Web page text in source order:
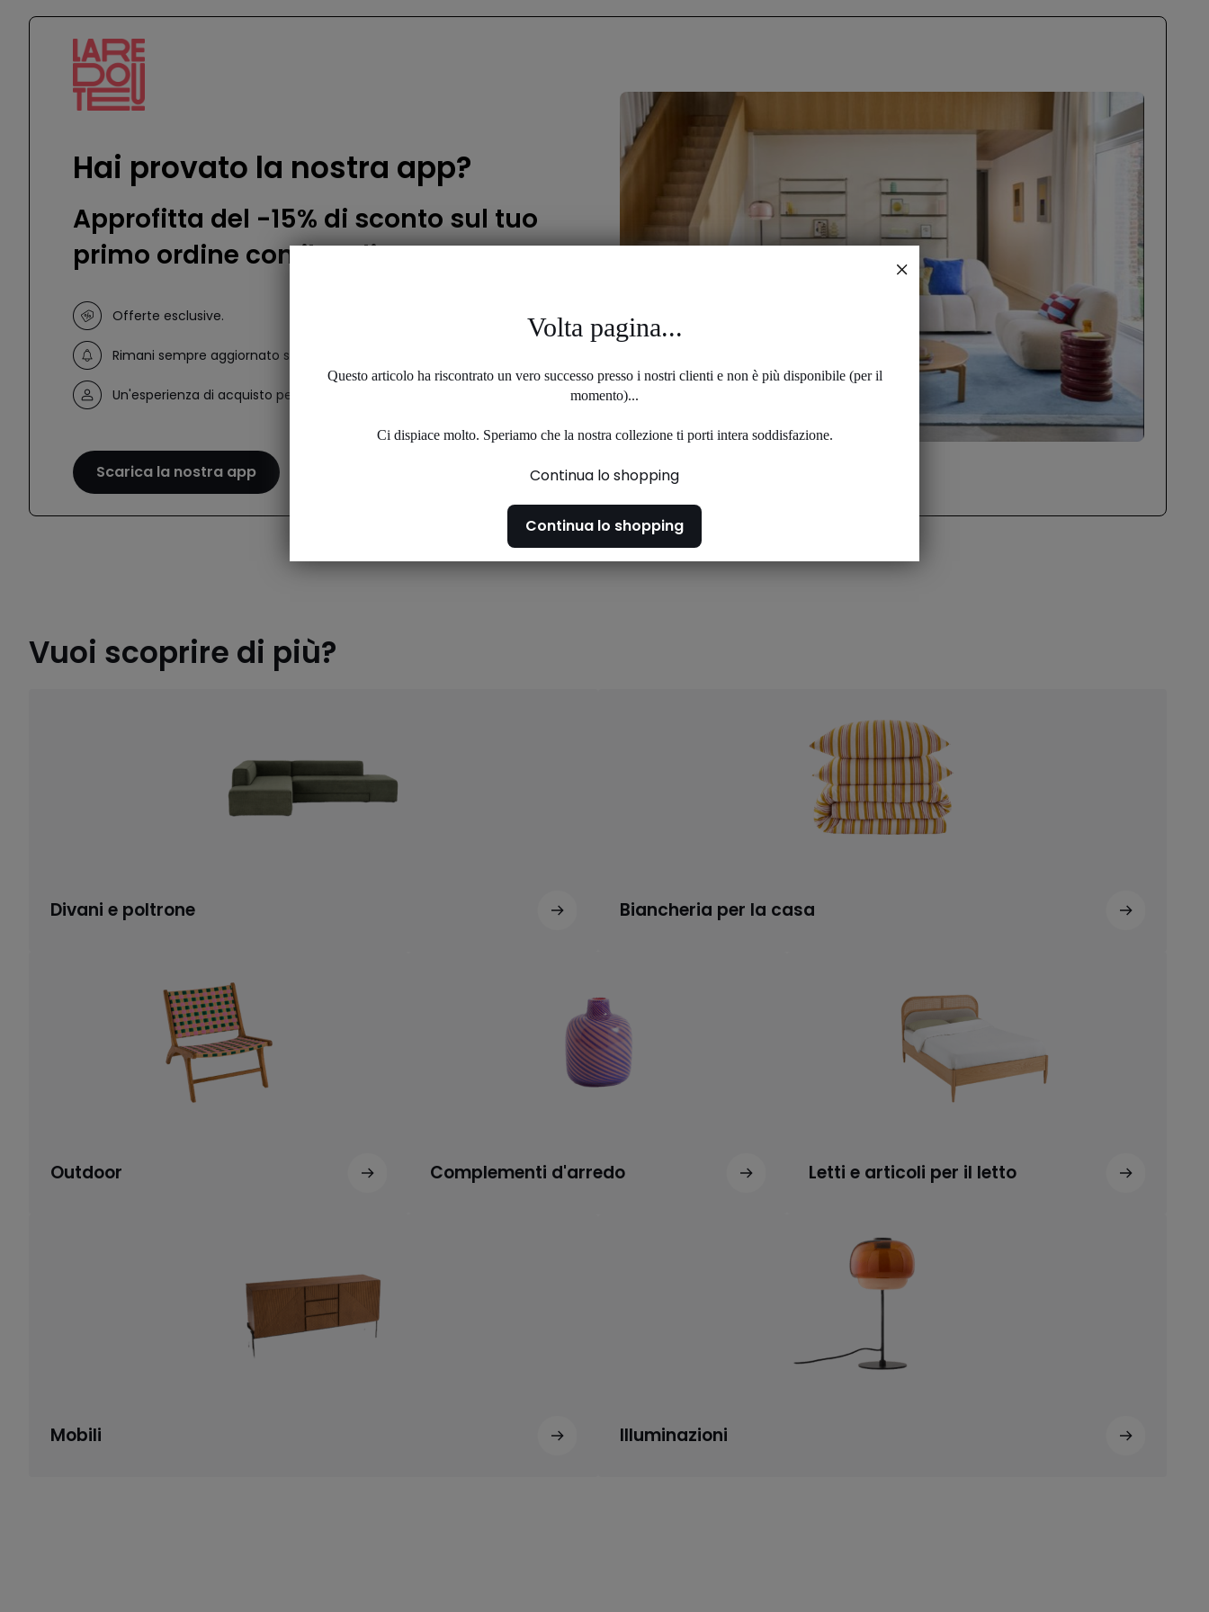
Hai provato la nostra app?
Approfitta del -15% di sconto sul tuo
primo ordine con il codice APPLI
Offerte esclusive.
Rimani sempre aggiornato sui tuoi ordini e sulle ultime novità.
Un'esperienza di acquisto personalizzata.
Scarica la nostra app
Vuoi scoprire di più?
Divani e poltrone Biancheria per la casa
Outdoor Complementi d'arredo Letti e articoli per il letto
Mobili Illuminazioni
Volta pagina...
Questo articolo ha riscontrato un vero successo presso i nostri clienti e non è più disponibile (per il
momento)...
Ci dispiace molto. Speriamo che la nostra collezione ti porti intera soddisfazione.
Continua lo shopping
Continua lo shopping